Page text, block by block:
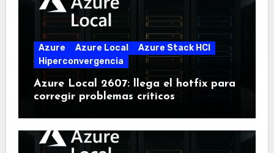
Azure Azure Local
Azure Stack HCI
Hiperconvergencia
Azure Local 2607: llega el hotfix para
corregir problemas críticos